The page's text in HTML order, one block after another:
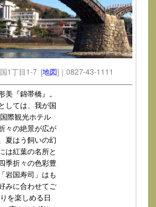
1丁目1-7 [地図]｜0827-43-1111
『錦帯橋』。
しては、我が国
際観光ホテル
々の絶景が広が
夏はう飼いの幻
は紅葉の名所と
季折々の色彩豊
岩国寿司」はも
みに合わせてご
を楽しめる日